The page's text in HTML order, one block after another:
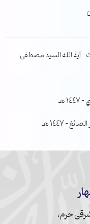
– آية الله السيد مصطفى
هـ
1447 هـ
حرم،